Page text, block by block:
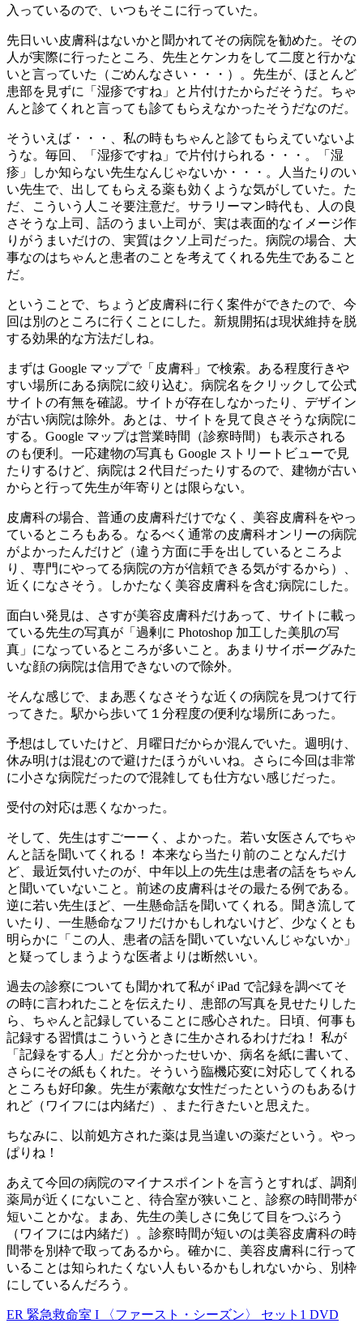
入っているので、いつもそこに行っていた。
先日いい皮膚科はないかと聞かれてその病院を勧めた。その
人が実際に行ったところ、先生とケンカをして二度と行かな
いと言っていた（ごめんなさい・・・）。先生が、ほとんど
患部を見ずに「湿疹ですね」と片付けたからだそうだ。ちゃ
んと診てくれと言っても診てもらえなかったそうだなのだ。
そういえば・・・、私の時もちゃんと診てもらえていないよ
うな。毎回、「湿疹ですね」で片付けられる・・・。「湿
疹」しか知らない先生なんじゃないか・・・。人当たりのい
い先生で、出してもらえる薬も効くような気がしていた。た
だ、こういう人こそ要注意だ。サラリーマン時代も、人の良
さそうな上司、話のうまい上司が、実は表面的なイメージ作
りがうまいだけの、実質はクソ上司だった。病院の場合、大
事なのはちゃんと患者のことを考えてくれる先生であること
だ。
ということで、ちょうど皮膚科に行く案件ができたので、今
回は別のところに行くことにした。新規開拓は現状維持を脱
する効果的な方法だしね。
まずは Google マップで「皮膚科」で検索。ある程度行きや
すい場所にある病院に絞り込む。病院名をクリックして公式
サイトの有無を確認。サイトが存在しなかったり、デザイン
が古い病院は除外。あとは、サイトを見て良さそうな病院に
する。Google マップは営業時間（診察時間）も表示される
のも便利。一応建物の写真も Google ストリートビューで見
たりするけど、病院は２代目だったりするので、建物が古い
からと行って先生が年寄りとは限らない。
皮膚科の場合、普通の皮膚科だけでなく、美容皮膚科をやっ
ているところもある。なるべく通常の皮膚科オンリーの病院
がよかったんだけど（違う方面に手を出しているところよ
り、専門にやってる病院の方が信頼できる気がするから）、
近くになさそう。しかたなく美容皮膚科を含む病院にした。
面白い発見は、さすが美容皮膚科だけあって、サイトに載っ
ている先生の写真が「過剰に Photoshop 加工した美肌の写
真」になっているところが多いこと。あまりサイボーグみた
いな顔の病院は信用できないので除外。
そんな感じで、まあ悪くなさそうな近くの病院を見つけて行
ってきた。駅から歩いて１分程度の便利な場所にあった。
予想はしていたけど、月曜日だからか混んでいた。週明け、
休み明けは混むので避けたほうがいいね。さらに今回は非常
に小さな病院だったので混雑しても仕方ない感じだった。
受付の対応は悪くなかった。
そして、先生はすごーーく、よかった。若い女医さんでちゃ
んと話を聞いてくれる！ 本来なら当たり前のことなんだけ
ど、最近気付いたのが、中年以上の先生は患者の話をちゃん
と聞いていないこと。前述の皮膚科はその最たる例である。
逆に若い先生ほど、一生懸命話を聞いてくれる。聞き流して
いたり、一生懸命なフリだけかもしれないけど、少なくとも
明らかに「この人、患者の話を聞いていないんじゃないか」
と疑ってしまうような医者よりは断然いい。
過去の診察についても聞かれて私が iPad で記録を調べてそ
の時に言われたことを伝えたり、患部の写真を見せたりした
ら、ちゃんと記録していることに感心された。日頃、何事も
記録する習慣はこういうときに生かされるわけだね！ 私が
「記録をする人」だと分かったせいか、病名を紙に書いて、
さらにその紙もくれた。そういう臨機応変に対応してくれる
ところも好印象。先生が素敵な女性だったというのもあるけ
れど（ワイフには内緒だ）、また行きたいと思えた。
ちなみに、以前処方された薬は見当違いの薬だという。やっ
ぱりね！
あえて今回の病院のマイナスポイントを言うとすれば、調剤
薬局が近くにないこと、待合室が狭いこと、診察の時間帯が
短いことかな。まあ、先生の美しさに免じて目をつぶろう
（ワイフには内緒だ）。診察時間が短いのは美容皮膚科の時
間帯を別枠で取ってあるから。確かに、美容皮膚科に行って
いることは知られたくない人もいるかもしれないから、別枠
にしているんだろう。
ER 緊急救命室 I 〈ファースト・シーズン〉 セット1 DVD